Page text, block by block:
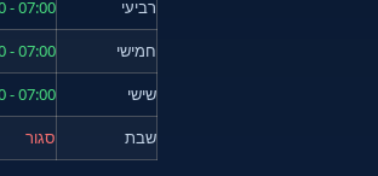
רביעי
07:00 - 20:00
חמישי
07:00 - 20:00
שישי
07:00 - 13:00
שבת
סגור